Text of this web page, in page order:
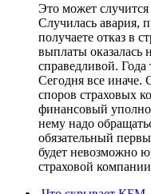
Это может
Случилась авария,
получаете отказ в
выплаты оказалась
справедливой. Года
Сегодня все иначе.
споров страховых
финансовый
нему надо
обязательный
будет невозможно
страховой